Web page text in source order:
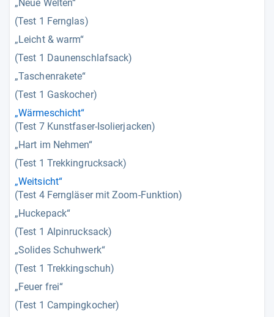
„Neue Welten“
(Test 1 Fernglas)
„Leicht & warm“
(Test 1 Daunenschlafsack)
„Taschenrakete“
(Test 1 Gaskocher)
„Wärmeschicht“
(Test 7 Kunstfaser-Isolierjacken)
„Hart im Nehmen“
(Test 1 Trekkingrucksack)
„Weitsicht“
(Test 4 Ferngläser mit Zoom-Funktion)
„Huckepack“
(Test 1 Alpinrucksack)
„Solides Schuhwerk“
(Test 1 Trekkingschuh)
„Feuer frei“
(Test 1 Campingkocher)